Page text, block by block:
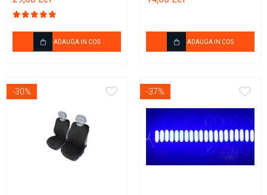
Ornamente Toba Auto
Parasolare Auto
Plasa elastica & Organizator
Prelate Auto
Stergatoare Parbriz
Suport Auto Ochelari
ADAUGA IN COS ADAUGA IN COS
-30% -37%